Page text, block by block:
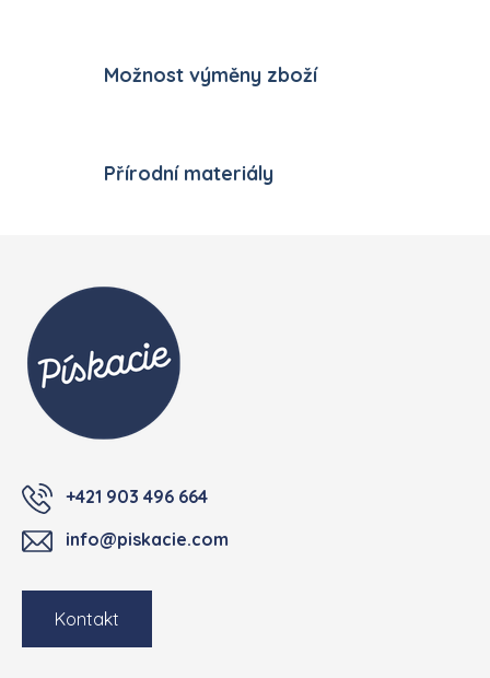
Možnost výměny zboží
Přírodní materiály
+421 903 496 664
info@piskacie.com
Kontakt